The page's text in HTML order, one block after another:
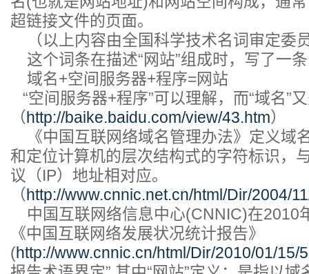
超链接文件的页面。
（以上内容由全国科学技术名词审定委
这个词条在描述“网站”组成时，写了一
域名+空间服务器+程序=网站
“空间服务器+程序”可以理解，而“域名”
（http://baike.baidu.com/view/43.htm）
《中国互联网络域名管理办法》定义域
和定位计算机的层次结构式的字符标识，
议（IP）地址相对应。
（http://www.cnnic.net.cn/html/Dir/2004/
中国互联网络信息中心(CNNIC)在2010
《中国互联网络发展状况统计报告》
(http://www.cnnic.cn/html/Dir/2010/01/15/